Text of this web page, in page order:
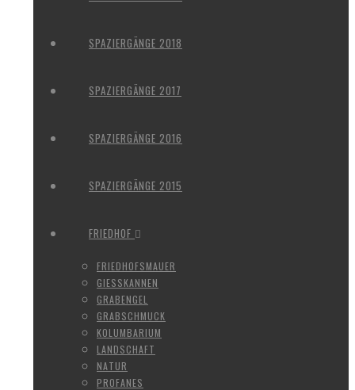
SPAZIERGÄNGE 2018
SPAZIERGÄNGE 2017
SPAZIERGÄNGE 2016
SPAZIERGÄNGE 2015
FRIEDHOF
FRIEDHOFSMAUER
GIESSKANNEN
GRABENGEL
GRABSCHMUCK
KOLUMBARIUM
LANDSCHAFT
NATUR
PROFANES